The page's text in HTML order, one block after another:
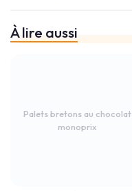
À lire aussi
Palets bretons au chocolat
monoprix